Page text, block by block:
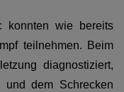
konnten wie bereits
teilnehmen. Beim
diagnostiziert,
dem Schrecken